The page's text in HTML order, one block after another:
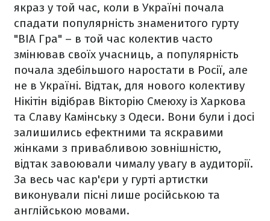
якраз у той час, коли в Україні почала
спадати популярність знаменитого гурту
"ВІА Гра" – в той час колектив часто
змінював своїх учасниць, а популярність
почала здебільшого наростати в Росії, але
не в Україні. Відтак, для нового колективу
Нікітін відібрав Вікторію Смеюху із Харкова
та Славу Камінську з Одеси. Вони були і досі
залишились ефектними та яскравими
жінками з привабливою зовнішністю,
відтак завоювали чималу увагу в аудиторії.
За весь час кар'єри у гурті артистки
виконували пісні лише російською та
англійською мовами.